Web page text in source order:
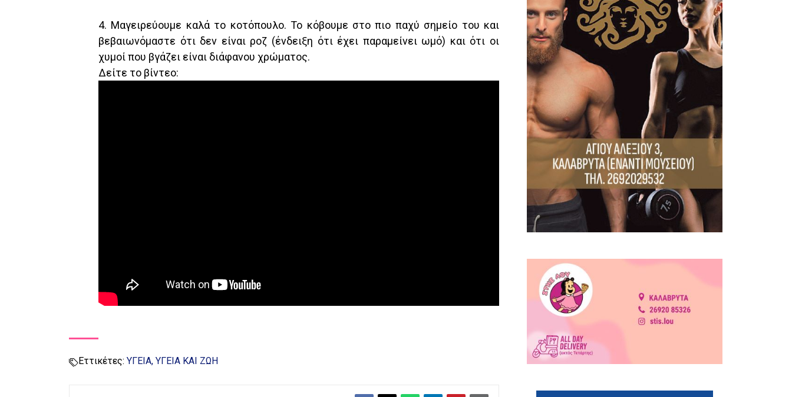
4. Μαγειρεύουμε καλά το κοτόπουλο. Το κόβουμε στο πιο παχύ σημείο του και
βεβαιωνόμαστε ότι δεν είναι ροζ (ένδειξη ότι έχει παραμείνει ωμό) και ότι οι
χυμοί που βγάζει είναι διάφανου χρώματος.
Δείτε το βίντεο:
Εττικέτες: ΥΓΕΙΑ ΥΓΕΙΑ ΚΑΙ ΖΩΗ